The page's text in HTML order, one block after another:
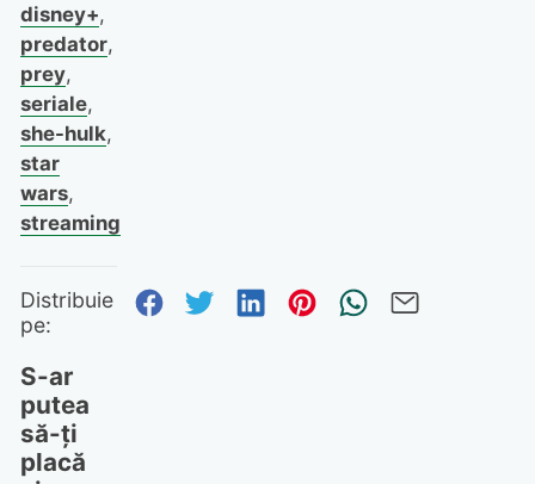
disney+,
predator,
prey,
seriale,
she-hulk,
star
wars,
streaming
Distribuie
pe:
Distribuie pe Facebook
Distribuie pe Twitter
Distribuie pe
Distribuie pe
Trimite
S-ar
putea
să-ți
placă